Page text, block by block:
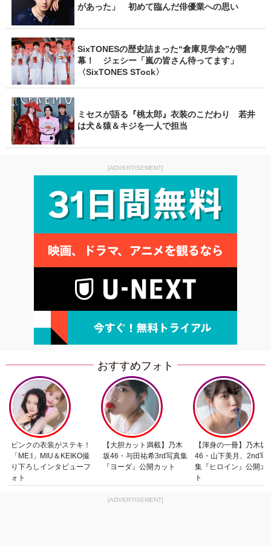
があった」 初めて臨んだ俳優業への思い
SixTONESの歴史詰まった“倉庫見学会”が開
幕！ ジェシー「嵐の皆さん待ってます」
〈SixTONES STock〉
ミセスが語る『桃太郎』衣装のこだわり 若井
は犬＆猿＆キジを一人で担当
[ADVERTISEMENT]
おすすめフォト
ピンクの衣装がステキ！
「ME:I」MIU＆KEIKO撮
り下ろしインタビューフ
ォト
【大胆カット満載】乃木
坂46・与田祐希3rd写真集
『ヨーダ』公開カット
【渾身の一冊】乃木坂
46・山下美月、2nd写
集『ヒロイン』公開カ
ト
[ADVERTISEMENT]